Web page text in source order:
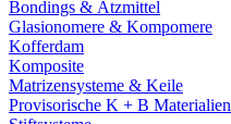
Bondings & Ätzmittel
Glasionomere & Kompomere
Kofferdam
Komposite
Matrizensysteme & Keile
Provisorische K + B Materialien